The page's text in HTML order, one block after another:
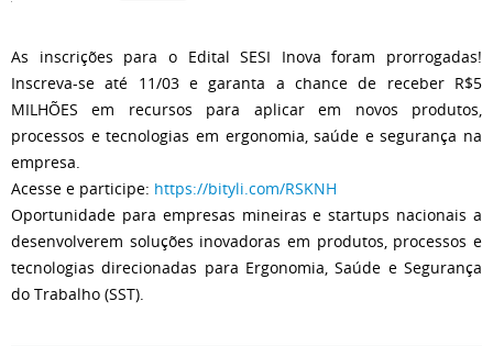
As inscrições para o Edital SESI Inova foram prorrogadas!
Inscreva-se até 11/03 e garanta a chance de receber R$5
MILHÕES em recursos para aplicar em novos produtos,
processos e tecnologias em ergonomia, saúde e segurança na
empresa.
Acesse e participe: https://bityli.com/RSKNH
Oportunidade para empresas mineiras e startups nacionais a
desenvolverem soluções inovadoras em produtos, processos e
tecnologias direcionadas para Ergonomia, Saúde e Segurança
do Trabalho (SST).